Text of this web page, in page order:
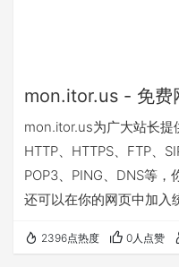
mon.itor.us - 免费
mon.itor.us为广大站长提
HTTP、HTTPS、FTP、
POP3、PING、DNS等，
还可以在你的网页中加入
运行状况。
2396点热度 0人点赞